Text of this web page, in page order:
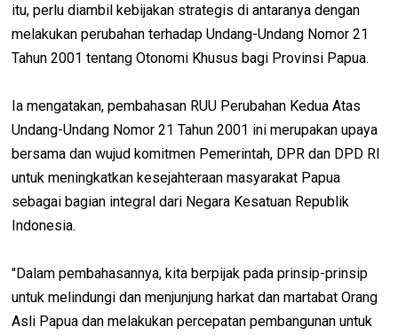
itu, perlu diambil kebijakan strategis di antaranya dengan
melakukan perubahan terhadap Undang-Undang Nomor 21
Tahun 2001 tentang Otonomi Khusus bagi Provinsi Papua.
Ia mengatakan, pembahasan RUU Perubahan Kedua Atas
Undang-Undang Nomor 21 Tahun 2001 ini merupakan upaya
bersama dan wujud komitmen Pemerintah, DPR dan DPD RI
untuk meningkatkan kesejahteraan masyarakat Papua
sebagai bagian integral dari Negara Kesatuan Republik
Indonesia.
"Dalam pembahasannya, kita berpijak pada prinsip-prinsip
untuk melindungi dan menjunjung harkat dan martabat Orang
Asli Papua dan melakukan percepatan pembangunan untuk